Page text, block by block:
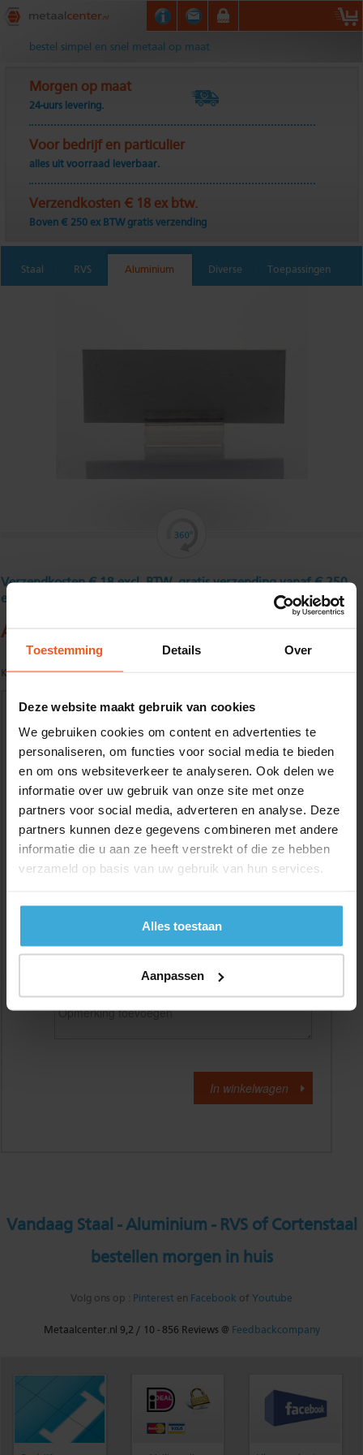
Toestemming Details Over
Deze website maakt gebruik van cookies
We gebruiken cookies om content en advertenties te
personaliseren, om functies voor social media te bieden
en om ons websiteverkeer te analyseren. Ook delen we
informatie over uw gebruik van onze site met onze
partners voor social media, adverteren en analyse. Deze
partners kunnen deze gegevens combineren met andere
informatie die u aan ze heeft verstrekt of die ze hebben
verzameld op basis van uw gebruik van hun services.
Alles toestaan
Aanpassen
Metaalcenter.nl
bestel simpel en snel metaal op maat
Morgen op maat
24-uurs levering.
Voor bedrijf en particulier
alles uit voorraad leverbaar.
Verzendkosten € 18 ex btw.
Boven € 250 ex BTW gratis verzending
Staal RVS Aluminium Diverse Toepassingen
Verzendkosten € 18 excl. BTW, gratis verzending vanaf € 250
excl. BTW
Aluminium platstaf 40 x 20 mm
Kwaliteit: EN AW-6060-T66 volgens EN755-1/2
Gewenste
lengtemaat in
(max. 2000 mm)
+/- 2 mm lengtetolerantie
Materiaalkosten
Alle bedragen zijn excl. 21% BTW
Vandaag Staal - Aluminium - RVS of Cortenstaal
bestellen morgen in huis
Volg ons op : Pinterest en Facebook of Youtube
Metaalcenter.nl 9,2 / 10 -856 Reviews @ Feedbackcompany